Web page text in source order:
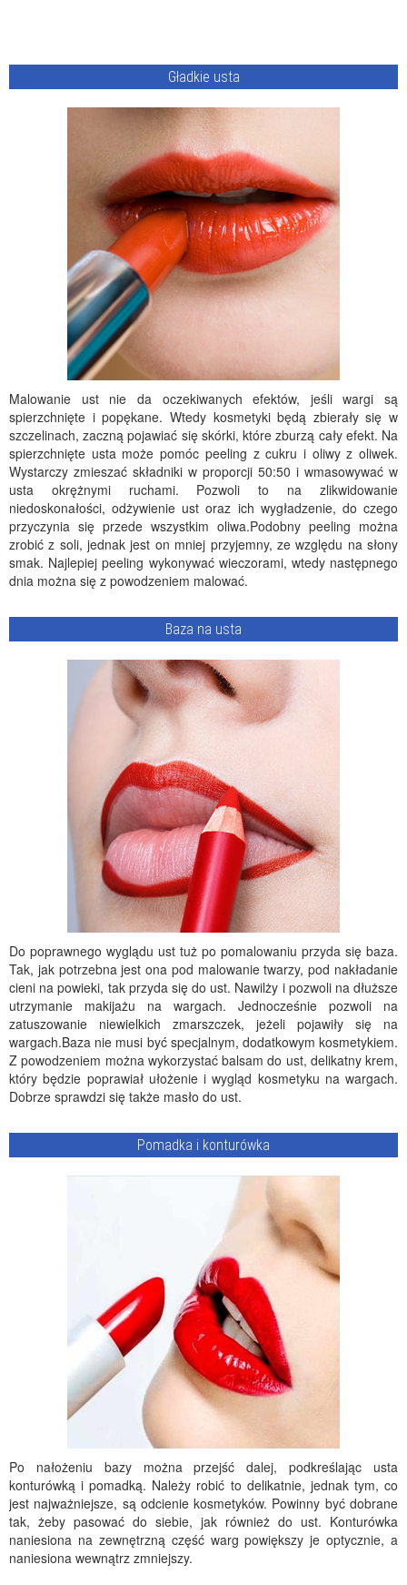
Gładkie usta
Malowanie ust nie da oczekiwanych efektów, jeśli wargi są
spierzchnięte i popękane. Wtedy kosmetyki będą zbierały się w
szczelinach, zaczną pojawiać się skórki, które zburzą cały efekt. Na
spierzchnięte usta może pomóc peeling z cukru i oliwy z oliwek.
Wystarczy zmieszać składniki w proporcji 50:50 i wmasowywać w
usta okrężnymi ruchami. Pozwoli to na zlikwidowanie
niedoskonałości, odżywienie ust oraz ich wygładzenie, do czego
przyczynia się przede wszystkim oliwa.Podobny peeling można
zrobić z soli, jednak jest on mniej przyjemny, ze względu na słony
smak. Najlepiej peeling wykonywać wieczorami, wtedy następnego
dnia można się z powodzeniem malować.
Baza na usta
Do poprawnego wyglądu ust tuż po pomalowaniu przyda się baza.
Tak, jak potrzebna jest ona pod malowanie twarzy, pod nakładanie
cieni na powieki, tak przyda się do ust. Nawilży i pozwoli na dłuższe
utrzymanie makijażu na wargach. Jednocześnie pozwoli na
zatuszowanie niewielkich zmarszczek, jeżeli pojawiły się na
wargach.Baza nie musi być specjalnym, dodatkowym kosmetykiem.
Z powodzeniem można wykorzystać balsam do ust, delikatny krem,
który będzie poprawiał ułożenie i wygląd kosmetyku na wargach.
Dobrze sprawdzi się także masło do ust.
Pomadka i konturówka
Po nałożeniu bazy można przejść dalej, podkreślając usta
konturówką i pomadką. Należy robić to delikatnie, jednak tym, co
jest najważniejsze, są odcienie kosmetyków. Powinny być dobrane
tak, żeby pasować do siebie, jak również do ust. Konturówka
naniesiona na zewnętrzną część warg powiększy je optycznie, a
naniesiona wewnątrz zmniejszy.